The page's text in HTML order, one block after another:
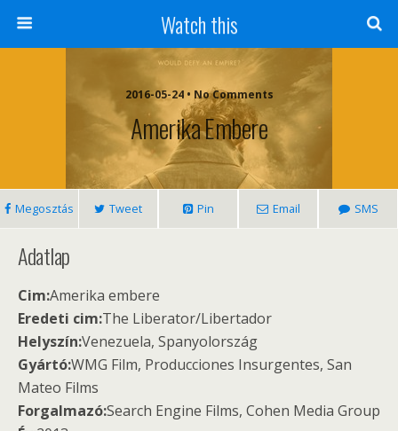
Watch this
2016-05-24 • No Comments
Amerika Embere
Megosztás Tweet Pin Email SMS
Adatlap
Cim:Amerika embere
Eredeti cim:The Liberator/Libertador
Helyszín:Venezuela, Spanyolország
Gyártó:WMG Film, Producciones Insurgentes, San
Mateo Films
Forgalmazó:Search Engine Films, Cohen Media Group